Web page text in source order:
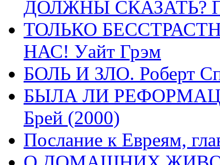
ДОЛЖНЫ СКАЗАТЬ?
ТОЛЬКО
НАС! Уайт Грэм
БОЛЬ И ЗЛО. Роберт
БЫЛА ЛИ
Брей (2000)
Послание к Евреям,